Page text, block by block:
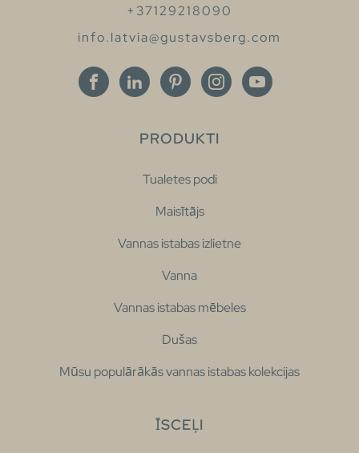
+37129218090
info.latvia@gustavsberg.com
PRODUKTI
Tualetes podi
Maisītājs
Vannas istabas izlietne
Vanna
Vannas istabas mēbeles
Dušas
Mūsu populārākās vannas istabas kolekcijas
ĪSCEĻI